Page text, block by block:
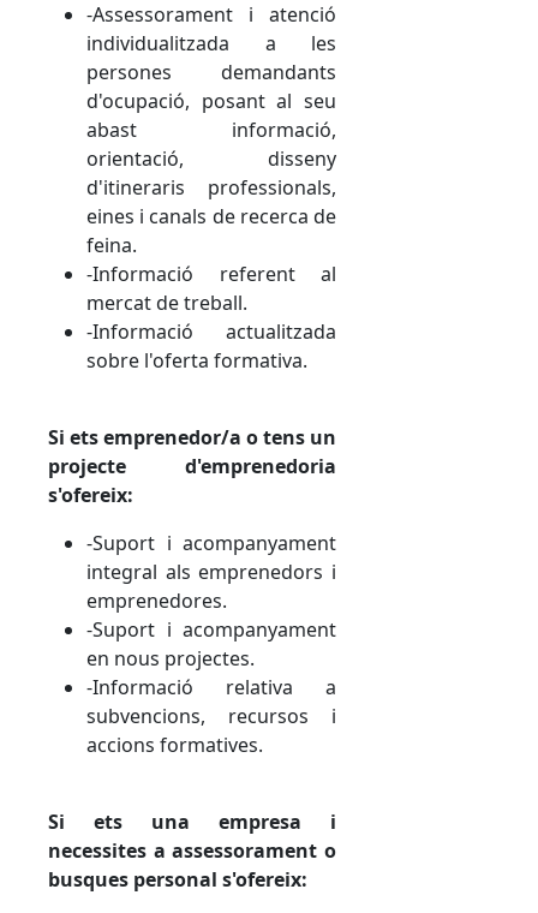
-Assessorament i atenció
individualitzada a les
persones demandants
d'ocupació, posant al seu
abast informació,
orientació, disseny
d'itineraris professionals,
eines i canals de recerca de
feina.
-Informació referent al
mercat de treball.
-Informació actualitzada
sobre l'oferta formativa.
Si ets emprenedor/a o tens un
projecte d'emprenedoria
s'ofereix:
-Suport i acompanyament
integral als emprenedors i
emprenedores.
-Suport i acompanyament
en nous projectes.
-Informació relativa a
subvencions, recursos i
accions formatives.
Si ets una empresa i
necessites a assessorament o
busques personal s'ofereix: